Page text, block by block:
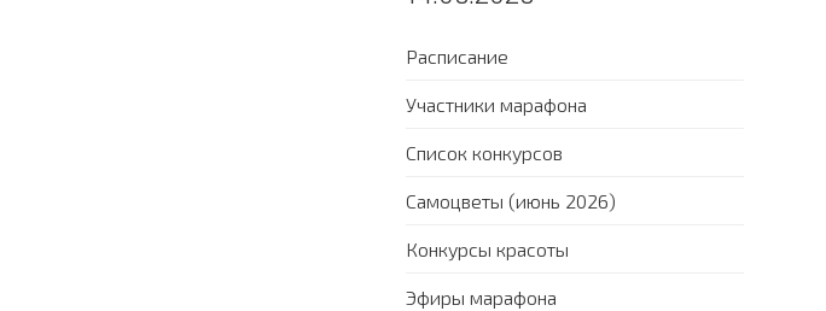
Расписание
Участники марафона
Список конкурсов
Самоцветы (июнь 2026)
Конкурсы красоты
Эфиры марафона